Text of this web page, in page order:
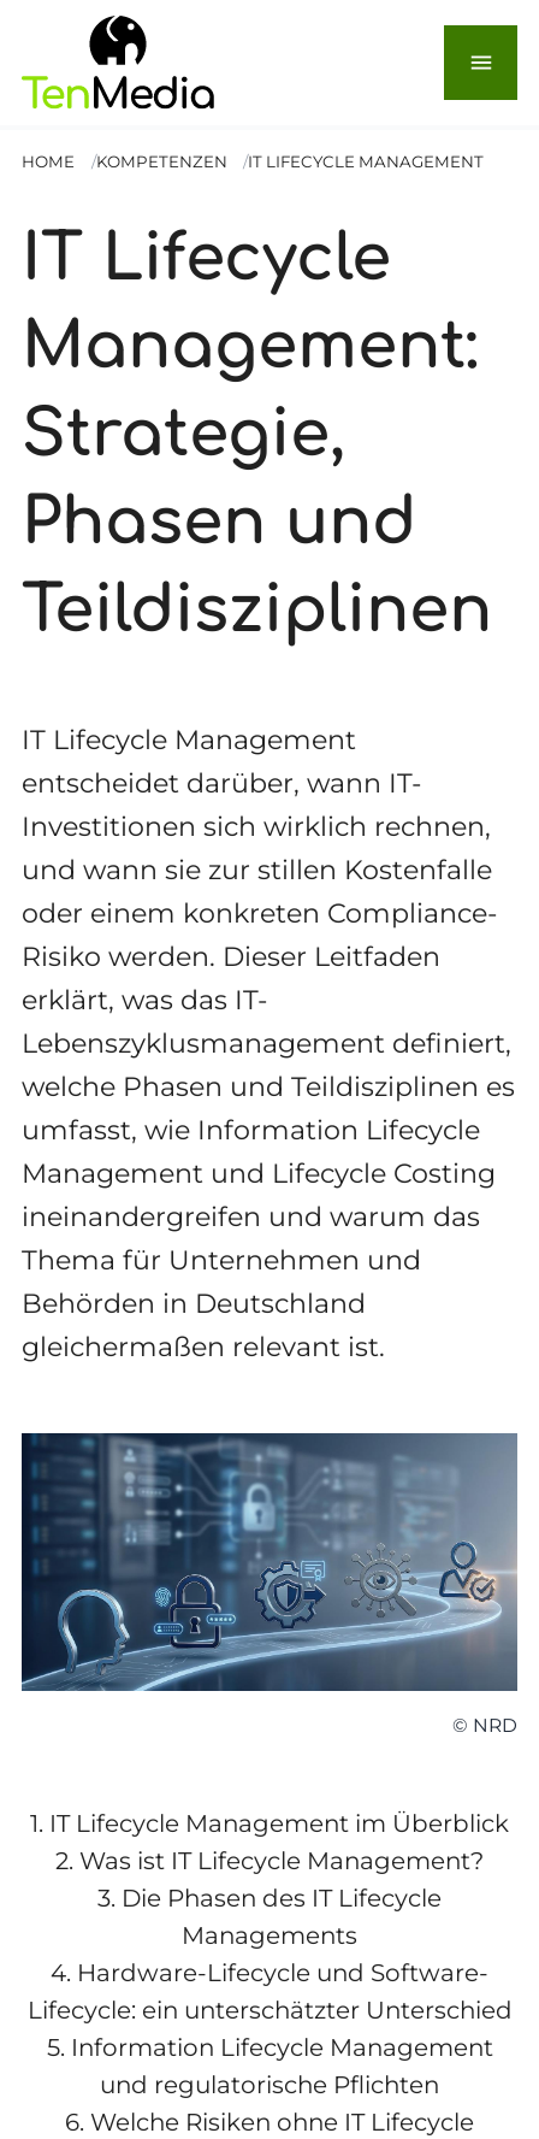
menu
HOME KOMPETENZEN IT LIFECYCLE MANAGEMENT
IT Lifecycle
Management:
Strategie,
Phasen und
Teildisziplinen
IT Lifecycle Management
entscheidet darüber, wann IT-
Investitionen sich wirklich rechnen,
und wann sie zur stillen Kostenfalle
oder einem konkreten Compliance-
Risiko werden. Dieser Leitfaden
erklärt, was das IT-
Lebenszyklusmanagement definiert,
welche Phasen und Teildisziplinen es
umfasst, wie Information Lifecycle
Management und Lifecycle Costing
ineinandergreifen und warum das
Thema für Unternehmen und
Behörden in Deutschland
gleichermaßen relevant ist.
© NRD
1. IT Lifecycle Management im Überblick
2. Was ist IT Lifecycle Management?
3. Die Phasen des IT Lifecycle
Managements
4. Hardware-Lifecycle und Software-
Lifecycle: ein unterschätzter Unterschied
5. Information Lifecycle Management
und regulatorische Pflichten
6. Welche Risiken ohne IT Lifecycle